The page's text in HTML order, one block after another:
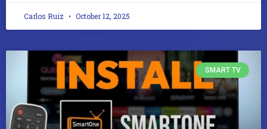
Carlos Ruiz October 12, 2025
SMART TV